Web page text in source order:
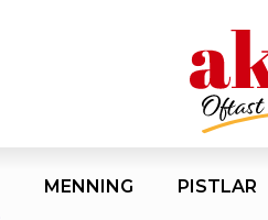
MENNING PISTLAR